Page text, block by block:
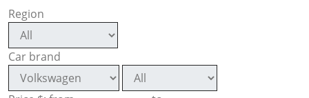
Region
Car brand